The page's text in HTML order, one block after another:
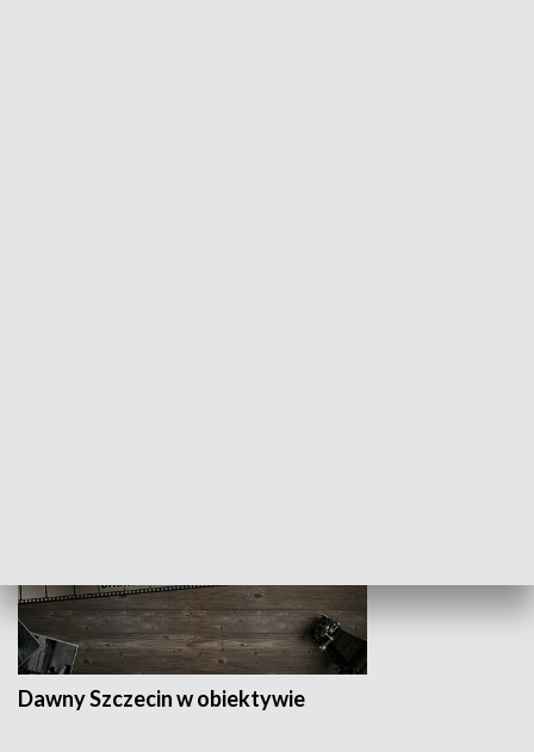
Dawny Szczecin w obiektywie